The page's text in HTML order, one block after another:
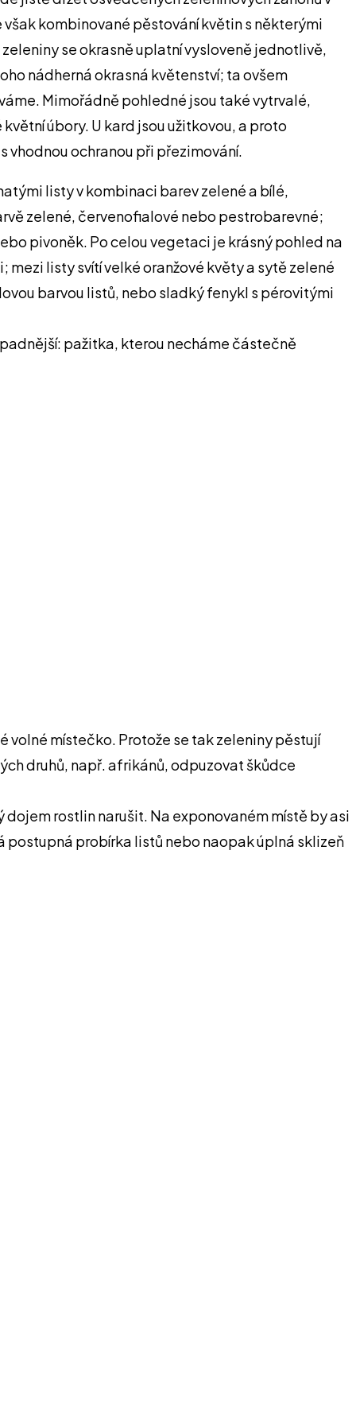
kombinované pěstování květin s některými
se okrasně uplatní vysloveně jednotlivě,
nádherná okrasná květenství; ta ovšem
Mimořádně pohledné jsou také vytrvalé,
úbory. U kard jsou užitkovou, a proto
vhodnou ochranou při přezimování.
listy v kombinaci barev zelené a bílé,
zelené, červenofialové nebo pestrobarevné;
pivoněk. Po celou vegetaci je krásný pohled na
listy svítí velké oranžové květy a sytě zelené
barvou listů, nebo sladký fenykl s pérovitými
pažitka, kterou necháme částečně
volné místečko. Protože se tak zeleniny pěstují
druhů, např. afrikánů, odpuzovat škůdce
rostlin narušit. Na exponovaném místě by asi
probírka listů nebo naopak úplná sklizeň